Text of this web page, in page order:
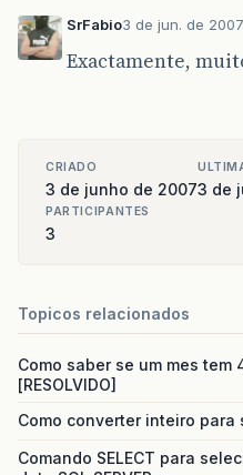
SrFabio3 de jun. de 2007
Exactamente,
CRIADO
3 de junho de 20073 de
PARTICIPANTES
3
Topicos relacionados
Como saber se um mes tem
[RESOLVIDO]
Como converter inteiro para
Comando SELECT para